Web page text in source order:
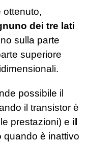
ottenuto,
dei tre lati
sulla parte
superiore
possibile il
il transistor è
prestazioni) e il
quando è inattivo